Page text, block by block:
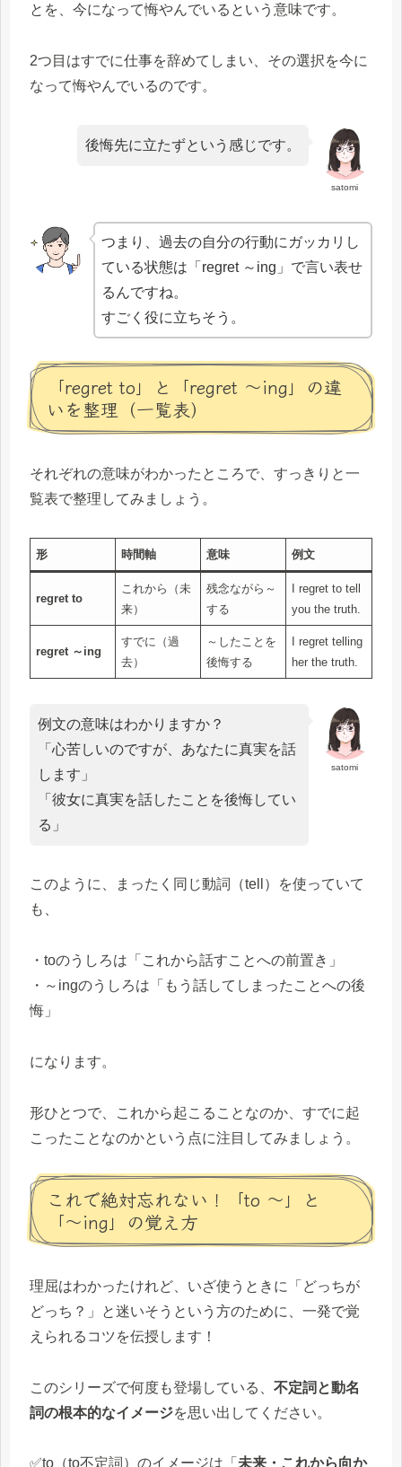
とを、今になって悔やんでいるという意味です。
2つ目はすでに仕事を辞めてしまい、その選択を今に
なって悔やんでいるのです。
satomi
後悔先に立たずという感じです。
つまり、過去の自分の行動にガッカリし
ている状態は「regret ～ing」で言い表せ
るんですね。
すごく役に立ちそう。
「regret to」と「regret ～ing」の違
いを整理（一覧表）
それぞれの意味がわかったところで、すっきりと一
覧表で整理してみましょう。
形 時間軸 意味 例文
regret to
これから（未
来）
残念ながら～
する
I regret to tell
you the truth.
regret ～ing
すでに（過
去）
～したことを
後悔する
I regret telling
her the truth.
satomi
例文の意味はわかりますか？
「心苦しいのですが、あなたに真実を話
します」
「彼女に真実を話したことを後悔してい
る」
このように、まったく同じ動詞（tell）を使っていて
も、
・toのうしろは「これから話すことへの前置き」
・～ingのうしろは「もう話してしまったことへの後
悔」
になります。
形ひとつで、これから起こることなのか、すでに起
こったことなのかという点に注目してみましょう。
これで絶対忘れない！「to 〜」と
「〜ing」の覚え方
理屈はわかったけれど、いざ使うときに「どっちが
どっち？」と迷いそうという方のために、一発で覚
えられるコツを伝授します！
このシリーズで何度も登場している、 不定詞と動名
詞の根本的なイメージを思い出してください。
✅to（to不定詞）のイメージは「 未来・これから向か